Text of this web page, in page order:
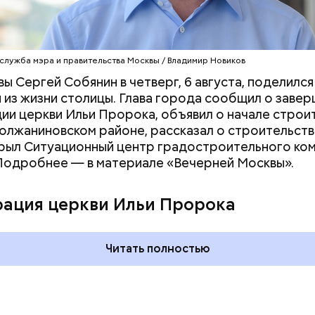
праздники
и мире 3
День сидения на
подоконниках: какие
праздники отмечают в
и мире 2 августа
мэра и правительства Москвы / Владимир Новиков
Сергей Собянин в четверг, 6 августа, поделился
из жизни столицы. Глава города сообщил о
церкви Ильи Пророка, объявил о начале
районе, рассказал о
Ситуационный центр градостроительного
— в материале «Вечерней Москвы».
церкви Ильи Пророка
Читать полностью